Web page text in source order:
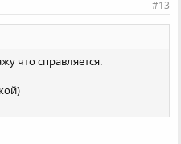
#13
что справляется.